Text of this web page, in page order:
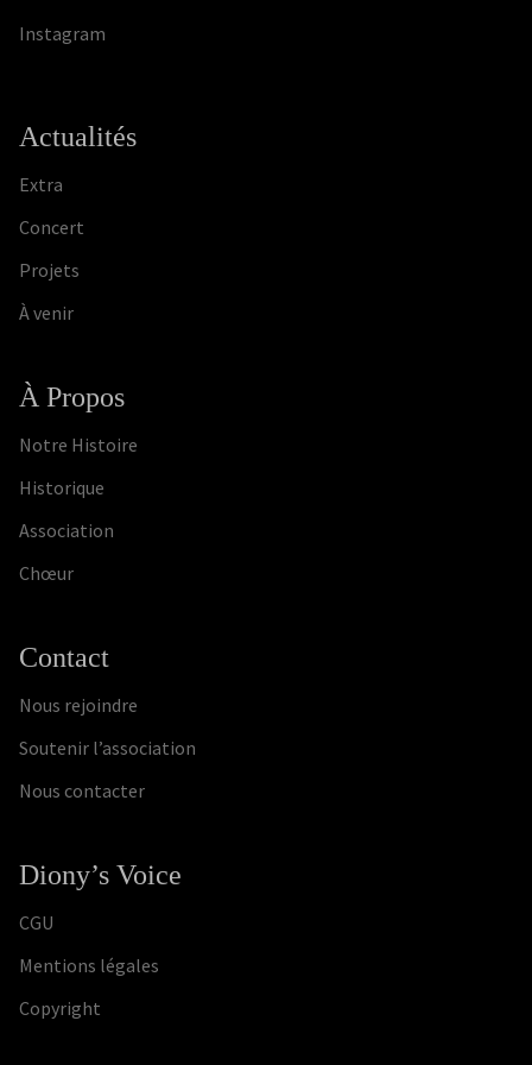
Diony’s Voice
CGU
Mentions légales
Copyright
Actualités
Extra
Concert
Projets
À venir
À Propos
Notre Histoire
Historique
Association
Chœur
Contact
Nous rejoindre
Soutenir l’association
Nous contacter
Instagram